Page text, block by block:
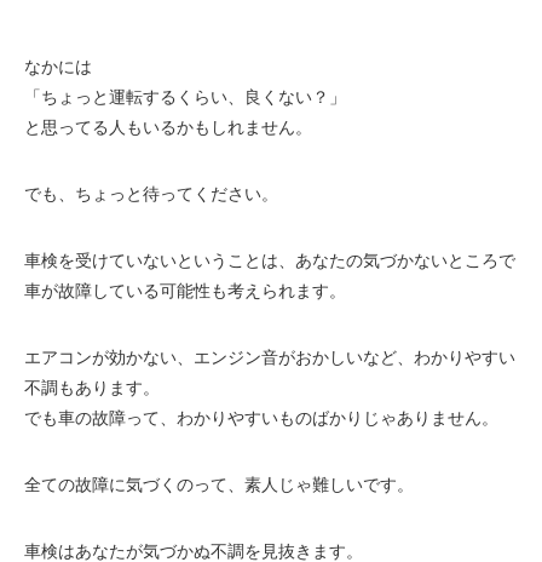
なかには
「ちょっと運転するくらい、良くない？」
と思ってる人もいるかもしれません。
でも、ちょっと待ってください。
車検を受けていないということは、あなたの気づかないところで
車が故障している可能性も考えられます。
エアコンが効かない、エンジン音がおかしいなど、わかりやすい
不調もあります。
でも車の故障って、わかりやすいものばかりじゃありません。
全ての故障に気づくのって、素人じゃ難しいです。
車検はあなたが気づかぬ不調を見抜きます。